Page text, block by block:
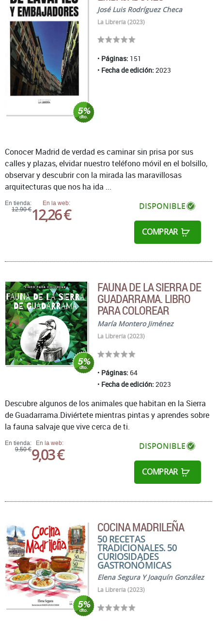
José Luis Rodríguez Checa
La Librería (2023)
Páginas: 151
Fecha de edición: 2023
En tienda:
12,90 €
En la web:
12,26 € DISPONIBLE
COMPRAR
Conocer Madrid de verdad es caminar sin prisa por sus
calles y plazas, elvidar nuestro teléfono móvil en el bolsillo,
observar y descubrir con la mirada las maravillosas
arquitecturas que nos ha ida ...
FAUNA DE LA SIERRA DE
GUADARRAMA. LIBRO
PARA COLOREAR
María Montero Jiménez
La Librería (2023)
Páginas: 64
Fecha de edición: 2023
En tienda:
9,50 €
En la web:
9,03 € DISPONIBLE
COMPRAR
Descubre algunos de los animales que habitan en la Sierra
de Guadarrama.Diviértete mientras pintas y aprendes sobre
la fauna salvaje que vive cerca de ti.
COCINA MADRILEÑA
50 RECETAS
TRADICIONALES. 50
CURIOSIDADES
GASTRONÓMICAS
Elena Segura Y Joaquín González
La Librería (2023)